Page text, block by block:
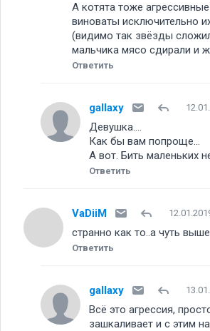
А котята тоже
виноваты исключительно
(видимо так звёзды
мальчика мясо сдирали и
Ответить
gallaxy
Девушка....
Как бы вам попроще...
А вот. Бить маленьких
Ответить
VaDiiM
странно как то..а чуть
Ответить
gallaxy
Всё это агрессия,
зашкаливает и с этим